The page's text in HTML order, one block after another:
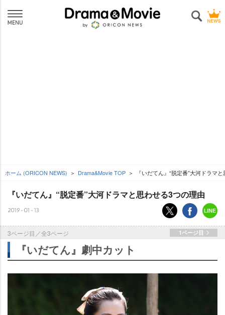
ホーム (ORICON NEWS) Drama&Movie TOP 『いだてん』“脱定番”大河ドラマ
『いだてん』“脱定番”大河ドラマと思わせる3つの理由
2019-01-13
3ページ目／全3ページ 1ページ目
『いだてん』劇中カット